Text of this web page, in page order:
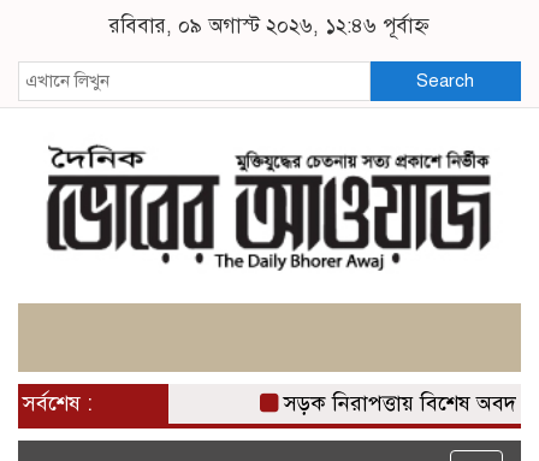
রবিবার, ০৯ অগাস্ট ২০২৬, ১২:৪৬ পূর্বাহ্ন
Search
সর্বশেষ : সড়ক নিরাপত্তায় বিশেষ অবদান